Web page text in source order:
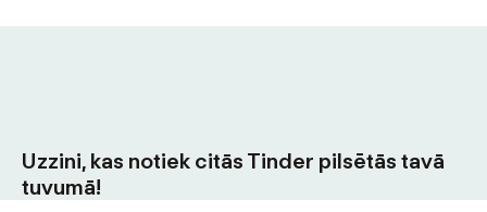
Uzzini, kas notiek citās Tinder pilsētās tavā
tuvumā!